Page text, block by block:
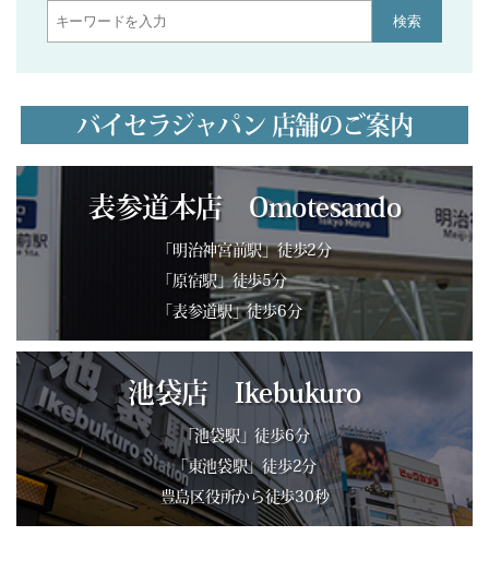
検索
バイセラジャパン 店舗のご案内
表参道本店 Omotesando
「明治神宮前駅」徒歩2分
「原宿駅」徒歩5分
「表参道駅」徒歩6分
池袋店 Ikebukuro
「池袋駅」徒歩6分
「東池袋駅」徒歩2分
豊島区役所から徒歩30秒